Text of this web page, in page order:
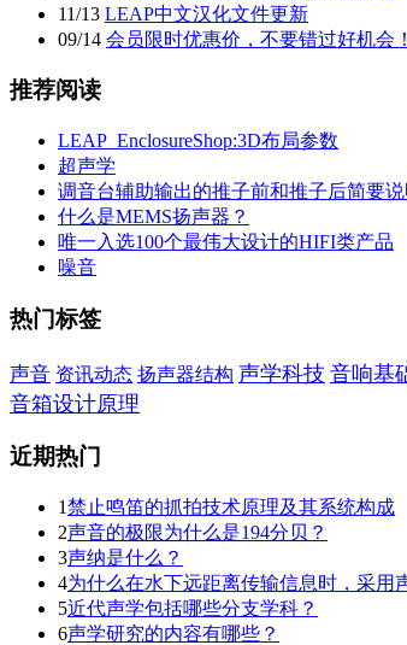
11/13 LEAP中文汉化文件更新
09/14 会员限时优惠价，不要错过好机会！
推荐阅读
LEAP_EnclosureShop:3D布局参数
超声学
调音台辅助输出的推子前和推子后简要说
什么是MEMS扬声器？
唯一入选100个最伟大设计的HIFI类产品
噪音
热门标签
声音 资讯动态 扬声器结构 声学科技 音响基
音箱设计原理
近期热门
1禁止鸣笛的抓拍技术原理及其系统构成
2声音的极限为什么是194分贝？
3声纳是什么？
4为什么在水下远距离传输信息时，采用
5近代声学包括哪些分支学科？
6声学研究的内容有哪些？